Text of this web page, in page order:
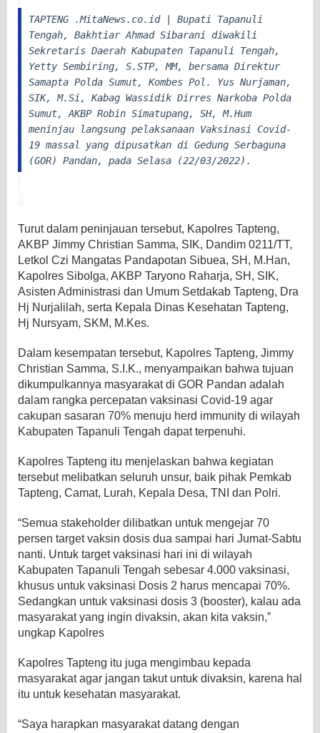
TAPTENG .MitaNews.co.id | Bupati Tapanuli
Tengah, Bakhtiar Ahmad Sibarani diwakili
Sekretaris Daerah Kabupaten Tapanuli Tengah,
Yetty Sembiring, S.STP, MM, bersama Direktur
Samapta Polda Sumut, Kombes Pol. Yus Nurjaman,
SIK, M.Si, Kabag Wassidik Dirres Narkoba Polda
Sumut, AKBP Robin Simatupang, SH, M.Hum
meninjau langsung pelaksanaan Vaksinasi Covid-
19 massal yang dipusatkan di Gedung Serbaguna
(GOR) Pandan, pada Selasa (22/03/2022).
Turut dalam peninjauan tersebut, Kapolres Tapteng,
AKBP Jimmy Christian Samma, SIK, Dandim 0211/TT,
Letkol Czi Mangatas Pandapotan Sibuea, SH, M.Han,
Kapolres Sibolga, AKBP Taryono Raharja, SH, SIK,
Asisten Administrasi dan Umum Setdakab Tapteng, Dra
Hj Nurjalilah, serta Kepala Dinas Kesehatan Tapteng,
Hj Nursyam, SKM, M.Kes.
Dalam kesempatan tersebut, Kapolres Tapteng, Jimmy
Christian Samma, S.I.K., menyampaikan bahwa tujuan
dikumpulkannya masyarakat di GOR Pandan adalah
dalam rangka percepatan vaksinasi Covid-19 agar
cakupan sasaran 70% menuju herd immunity di wilayah
Kabupaten Tapanuli Tengah dapat terpenuhi.
Kapolres Tapteng itu menjelaskan bahwa kegiatan
tersebut melibatkan seluruh unsur, baik pihak Pemkab
Tapteng, Camat, Lurah, Kepala Desa, TNI dan Polri.
“Semua stakeholder dilibatkan untuk mengejar 70
persen target vaksin dosis dua sampai hari Jumat-Sabtu
nanti. Untuk target vaksinasi hari ini di wilayah
Kabupaten Tapanuli Tengah sebesar 4.000 vaksinasi,
khusus untuk vaksinasi Dosis 2 harus mencapai 70%.
Sedangkan untuk vaksinasi dosis 3 (booster), kalau ada
masyarakat yang ingin divaksin, akan kita vaksin,”
ungkap Kapolres
Kapolres Tapteng itu juga mengimbau kepada
masyarakat agar jangan takut untuk divaksin, karena hal
itu untuk kesehatan masyarakat.
“Saya harapkan masyarakat datang dengan